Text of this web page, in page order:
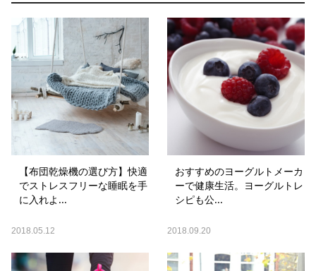
【布団乾燥機の選び方】快適
でストレスフリーな睡眠を手
に入れよ...
2018.05.12
おすすめのヨーグルトメーカ
ーで健康生活。ヨーグルトレ
シピも公...
2018.09.20